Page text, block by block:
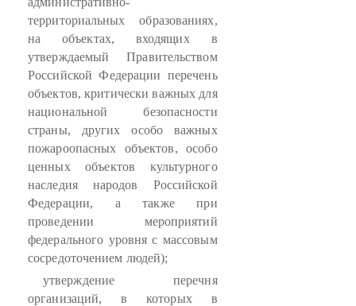
территориальных образованиях,
на объектах, входящих в
утверждаемый Правительством
Российской Федерации перечень
объектов, критически важных для
национальной безопасности
страны, других особо важных
пожароопасных объектов, особо
ценных объектов культурного
наследия народов Российской
Федерации, а также при
проведении мероприятий
федерального уровня с массовым
сосредоточением людей);
утверждение перечня
организаций, в которых в